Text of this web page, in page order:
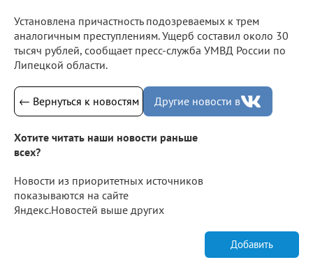
Установлена причастность подозреваемых к трем
аналогичным преступлениям. Ущерб составил около 30
тысяч рублей, сообщает пресс-служба УМВД России по
Липецкой области.
← Вернуться к новостям Другие новости в
Хотите читать наши новости раньше
всех?
Новости из приоритетных источников
показываются на сайте
Яндекс.Новостей выше других
Добавить